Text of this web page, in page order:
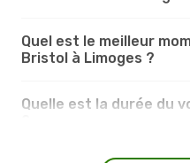
Quel est le meilleur
Bristol à Limoges ?
Quelle est la durée du